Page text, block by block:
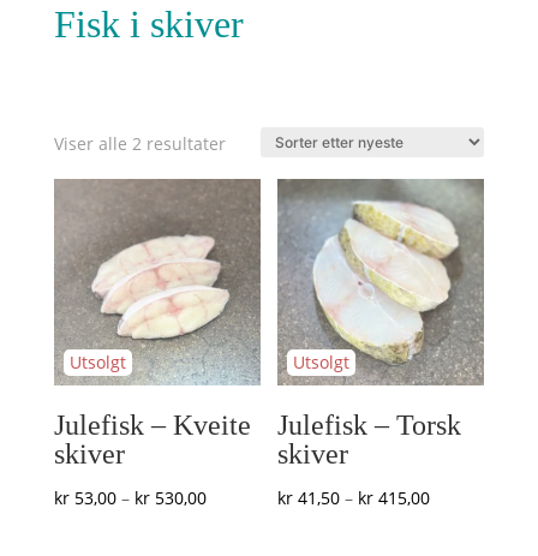
Fisk i skiver
Viser alle 2 resultaterSortert
etter
nyeste
Julefisk – Kveite
skiver
kr53,00 – kr530,00Prisområde:
Julefisk – Torsk
skiver
kr 41,50 – kr 415,00Prisområde: